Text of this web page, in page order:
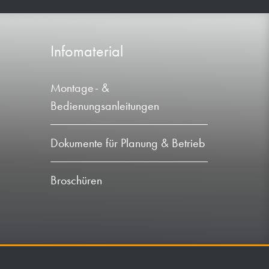
Infomaterial
Montage- &
Bedienungsanleitungen
Dokumente für Planung & Betrieb
Broschüren